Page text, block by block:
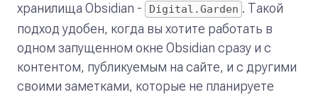
хранилища Obsidian -
Digital.Garden . Такой
подход удобен, когда вы хотите работать в
одном запущенном окне Obsidian сразу и с
контентом, публикуемым на сайте, и с другими
своими заметками, которые не планируете